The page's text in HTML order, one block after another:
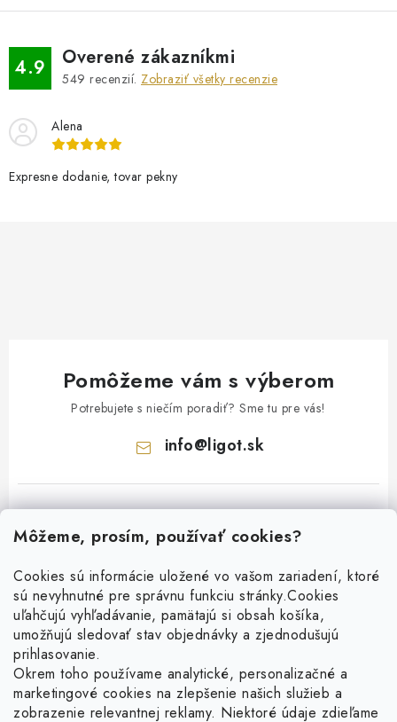
Môžeme, prosím, používať cookies?
Cookies sú informácie uložené vo vašom zariadení, ktoré
sú nevyhnutné pre správnu funkciu stránky.Cookies
uľahčujú vyhľadávanie, pamätajú si obsah košíka,
umožňujú sledovať stav objednávky a zjednodušujú
prihlasovanie.
Okrem toho používame analytické, personalizačné a
marketingové cookies na zlepšenie našich služieb a
zobrazenie relevantnej reklamy. Niektoré údaje zdieľame
4.9 Overené zákazníkmi
549 recenzií. Zobraziť všetky recenzie
Alena
Expresne dodanie, tovar pekny
Pomôžeme vám s výberom
Potrebujete s niečím poradiť? Sme tu pre vás!
info@ligot.sk
Facebook